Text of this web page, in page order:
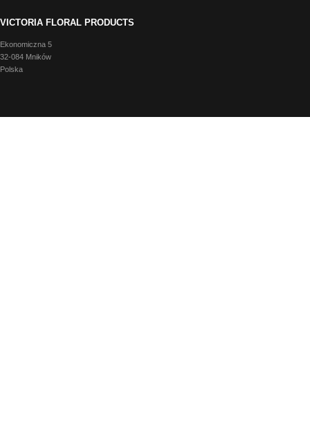
VICTORIA FLORAL PRODUCTS
Ekonomiczna 5
32-084 Mników
Polska